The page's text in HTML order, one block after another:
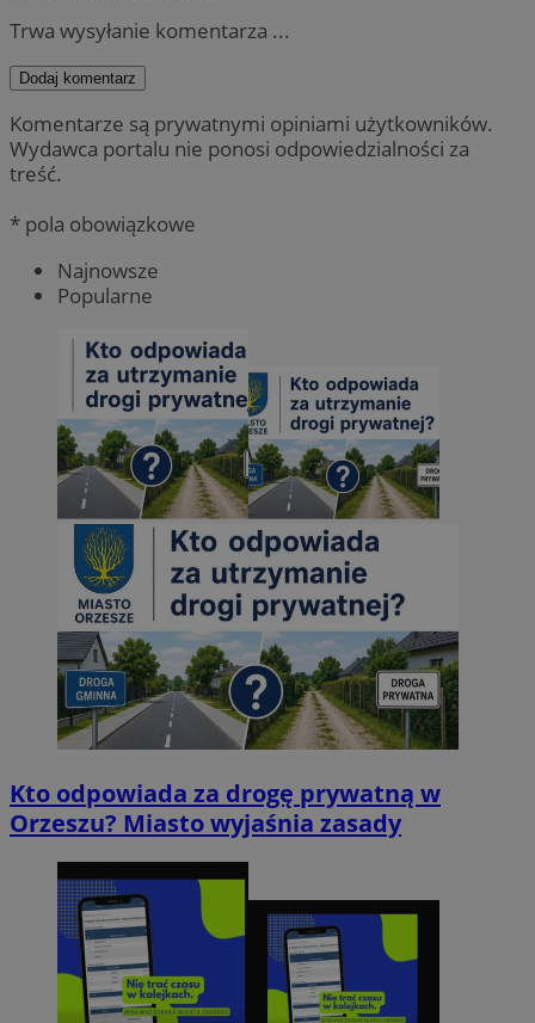
Trwa wysyłanie komentarza ...
Dodaj komentarz
Komentarze są prywatnymi opiniami użytkowników.
Wydawca portalu nie ponosi odpowiedzialności za
treść.
* pola obowiązkowe
Najnowsze
Popularne
Kto odpowiada za drogę prywatną w
Orzeszu? Miasto wyjaśnia zasady